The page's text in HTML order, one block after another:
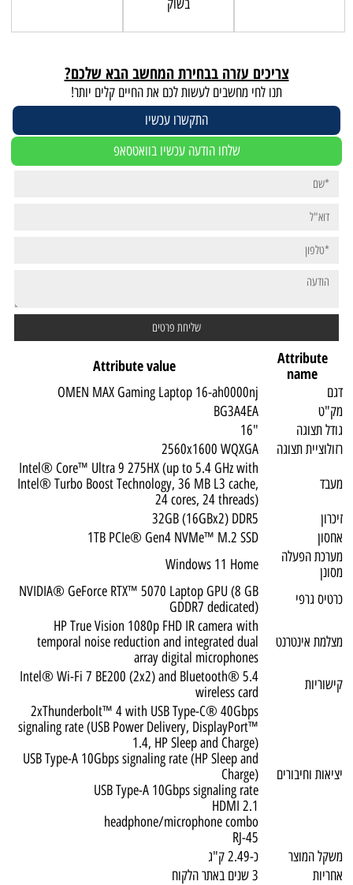
בשוק
צריכים עזרה בבחירת המחשב הבא שלכם?
תנו לחי מחשבים לעשות לכם את החיים קלים יותר!
התקשרו עכשיו
שלחו הודעה עכשיו בוואטסאפ
Attribute
name
Attribute value
דגם
OMEN MAX Gaming Laptop 16-ah0000nj
מק"ט
BG3A4EA
גודל תצוגה
"16
רזולוציית תצוגה
2560x1600 WQXGA
מעבד
Intel® Core™ Ultra 9 275HX (up to 5.4 GHz with
Intel® Turbo Boost Technology, 36 MB L3 cache,
24 cores, 24 threads)
זיכרון
32GB (16GBx2) DDR5
אחסון
1TB PCIe® Gen4 NVMe™ M.2 SSD
מערכת הפעלה
מסונן
Windows 11 Home
כרטיס גרפי
NVIDIA® GeForce RTX™ 5070 Laptop GPU (8 GB
GDDR7 dedicated)
מצלמת אינטרנט
HP True Vision 1080p FHD IR camera with
temporal noise reduction and integrated dual
array digital microphones
קישוריות
Intel® Wi-Fi 7 BE200 (2x2) and Bluetooth® 5.4
wireless card
יציאות וחיבורים
2xThunderbolt™ 4 with USB Type-C® 40Gbps
signaling rate (USB Power Delivery, DisplayPort™
1.4, HP Sleep and Charge)
USB Type-A 10Gbps signaling rate (HP Sleep and
Charge)
USB Type-A 10Gbps signaling rate
HDMI 2.1
headphone/microphone combo
RJ-45
משקל המוצר
כ-2.49 ק"ג
אחריות
3 שנים באתר הלקוח